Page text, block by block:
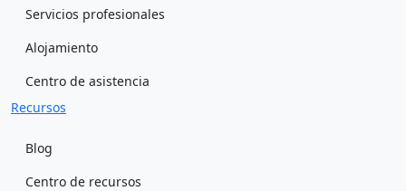
Servicios profesionales
Alojamiento
Centro de asistencia
Recursos
Blog
Centro de recursos